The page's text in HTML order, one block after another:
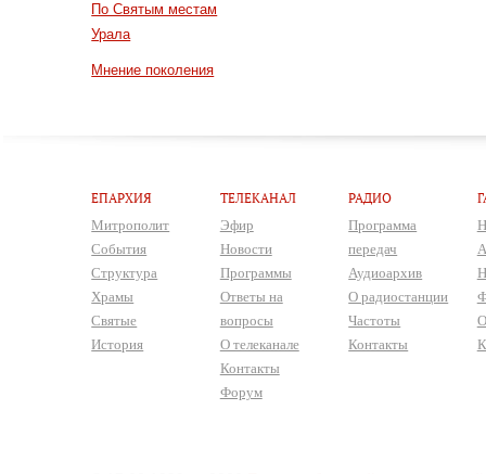
По Святым местам
Урала
Мнение поколения
ЕПАРХИЯ
Митрополит
События
Структура
Храмы
Святые
История
ТЕЛЕКАНАЛ
Эфир
Новости
Программы
Ответы на
вопросы
О телеканале
Контакты
Форум
РАДИО
Программа
передач
Аудиоархив
О радиостанции
Частоты
Контакты